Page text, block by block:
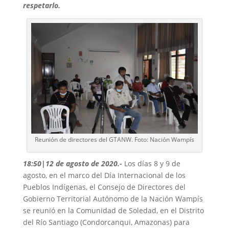
respetarlo.
Reunión de directores del GTANW. Foto: Nación Wampís
18:50|12 de agosto de 2020.- Los días 8 y 9 de
agosto, en el marco del Día Internacional de los
Pueblos Indígenas, el Consejo de Directores del
Gobierno Territorial Autónomo de la Nación Wampís
se reunió en la Comunidad de Soledad, en el Distrito
del Río Santiago (Condorcanqui, Amazonas) para